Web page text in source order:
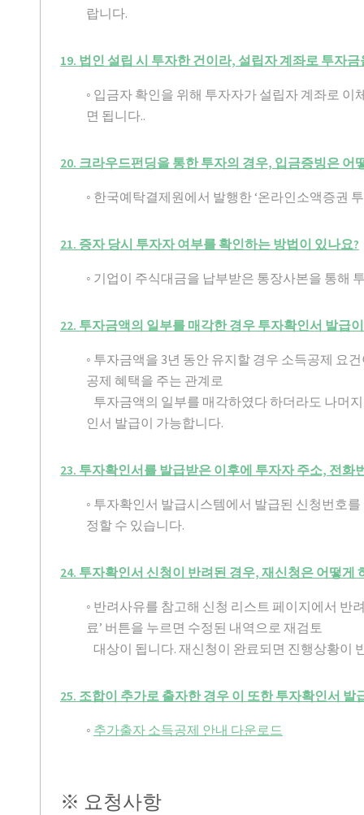
랍니다.
19. 법인 설립 시 투자한 건이라, 설립자 계좌로 투자
◦ 입금자 확인을 위해 투자자가 설립자 계좌로
면 됩니다..
20. 크라우드펀딩을 통한 투자의 경우, 입금증빙은 어
◦ 한국예탁결제원에서 발행한 ‘온라인소액증권
21. 증자 당시 투자자 여부를 확인하는 방법이 있나요?
◦ 기업이 주식대금을 납부받은 통장사본을 통해
22. 투자금액의 일부를 매각한 경우 투자확인서 발급
◦ 투자금액을 3년 동안 유지할 경우 소득공제 요
공제 혜택을 주는 관계로
투자금액의 일부를 매각하였다 하더라도 나머
인서 발급이 가능합니다.
23. 투자확인서를 발급받은 이후에 투자자 주소, 전
◦ 투자확인서 발급시스템에서 발급된 신청번호
정할 수 있습니다.
24. 투자확인서 신청이 반려된 경우, 재신청은 어떻게
◦ 반려사유를 참고해 신청 리스트 페이지에서 반
료’ 버튼을 누르면 수정된 내역으로 재검토
대상이 됩니다. 재신청이 완료되면 진행상황이
25. 조합이 추가로 출자한 경우 이 또한 투자확인서 발
◦ 추가출자 소득공제 안내 다운로드
※ 요청사항